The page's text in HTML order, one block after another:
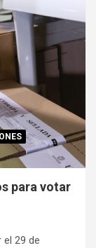
para votar
el 29 de